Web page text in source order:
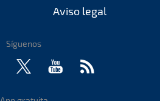
Aviso legal
Síguenos